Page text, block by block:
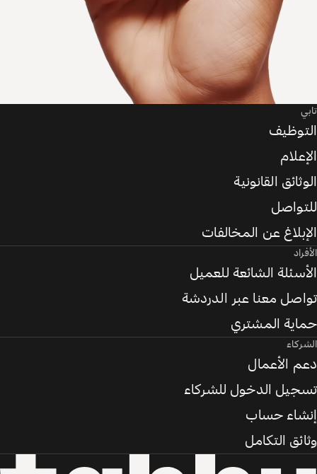
تابي
التوظيف
الإعلام
الوثائق القانونية
للتواصل
الإبلاغ عن المخالفات
الأفراد
الأسئلة الشائعة للعميل
تواصل معنا عبر الدردشة
حماية المشتري
الشركاء
دعم الأعمال
تسجيل الدخول للشركاء
إنشاء حساب
وثائق التكامل